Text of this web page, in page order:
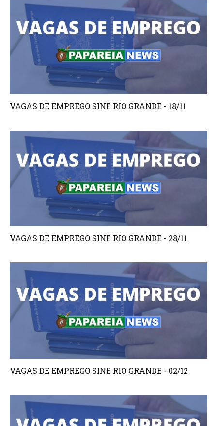
VAGAS DE EMPREGO SINE RIO GRANDE - 18/11
VAGAS DE EMPREGO SINE RIO GRANDE - 28/11
VAGAS DE EMPREGO SINE RIO GRANDE - 02/12